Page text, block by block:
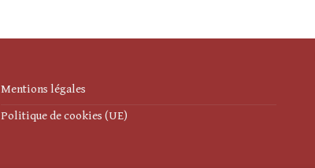
Mentions légales
Politique de cookies (UE)